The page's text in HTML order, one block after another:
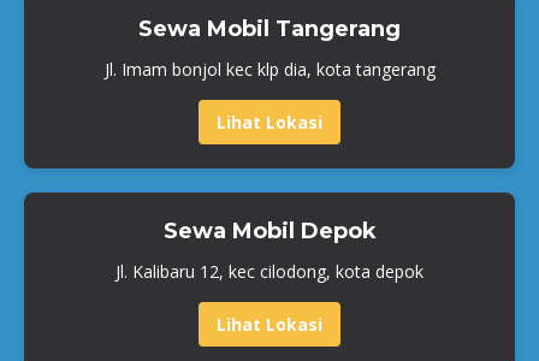
Sewa Mobil Tangerang
Jl. Imam bonjol kec klp dia, kota tangerang
Lihat Lokasi
Sewa Mobil Depok
Jl. Kalibaru 12, kec cilodong, kota depok
Lihat Lokasi